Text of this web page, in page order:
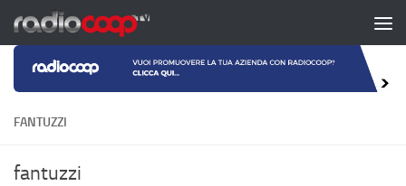
Salta al contenuto
FANTUZZI
fantuzzi